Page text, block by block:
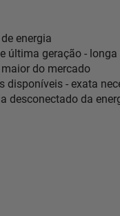
energia
última geração -
do mercado
- exata
desconectado da